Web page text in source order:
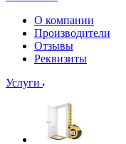
О компании
Производители
Отзывы
Реквизиты
Услуги